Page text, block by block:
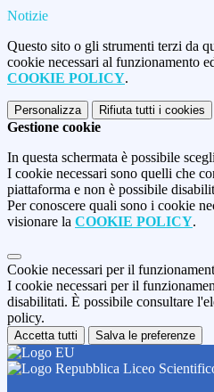
Notizie
Questo sito o gli strumenti terzi da
cookie necessari al funzionamento
COOKIE POLICY.
Personalizza Rifiuta tutti i cookies
Gestione cookie
In questa schermata è possibile
I cookie necessari sono quelli che
piattaforma e non è possibile
Per conoscere quali sono i cookie
visionare la COOKIE POLICY.
Cookie necessari per il
I cookie necessari per il
disabilitati. È possibile consultare
policy.
Accetta tutti Salva le preferenze
Liceo